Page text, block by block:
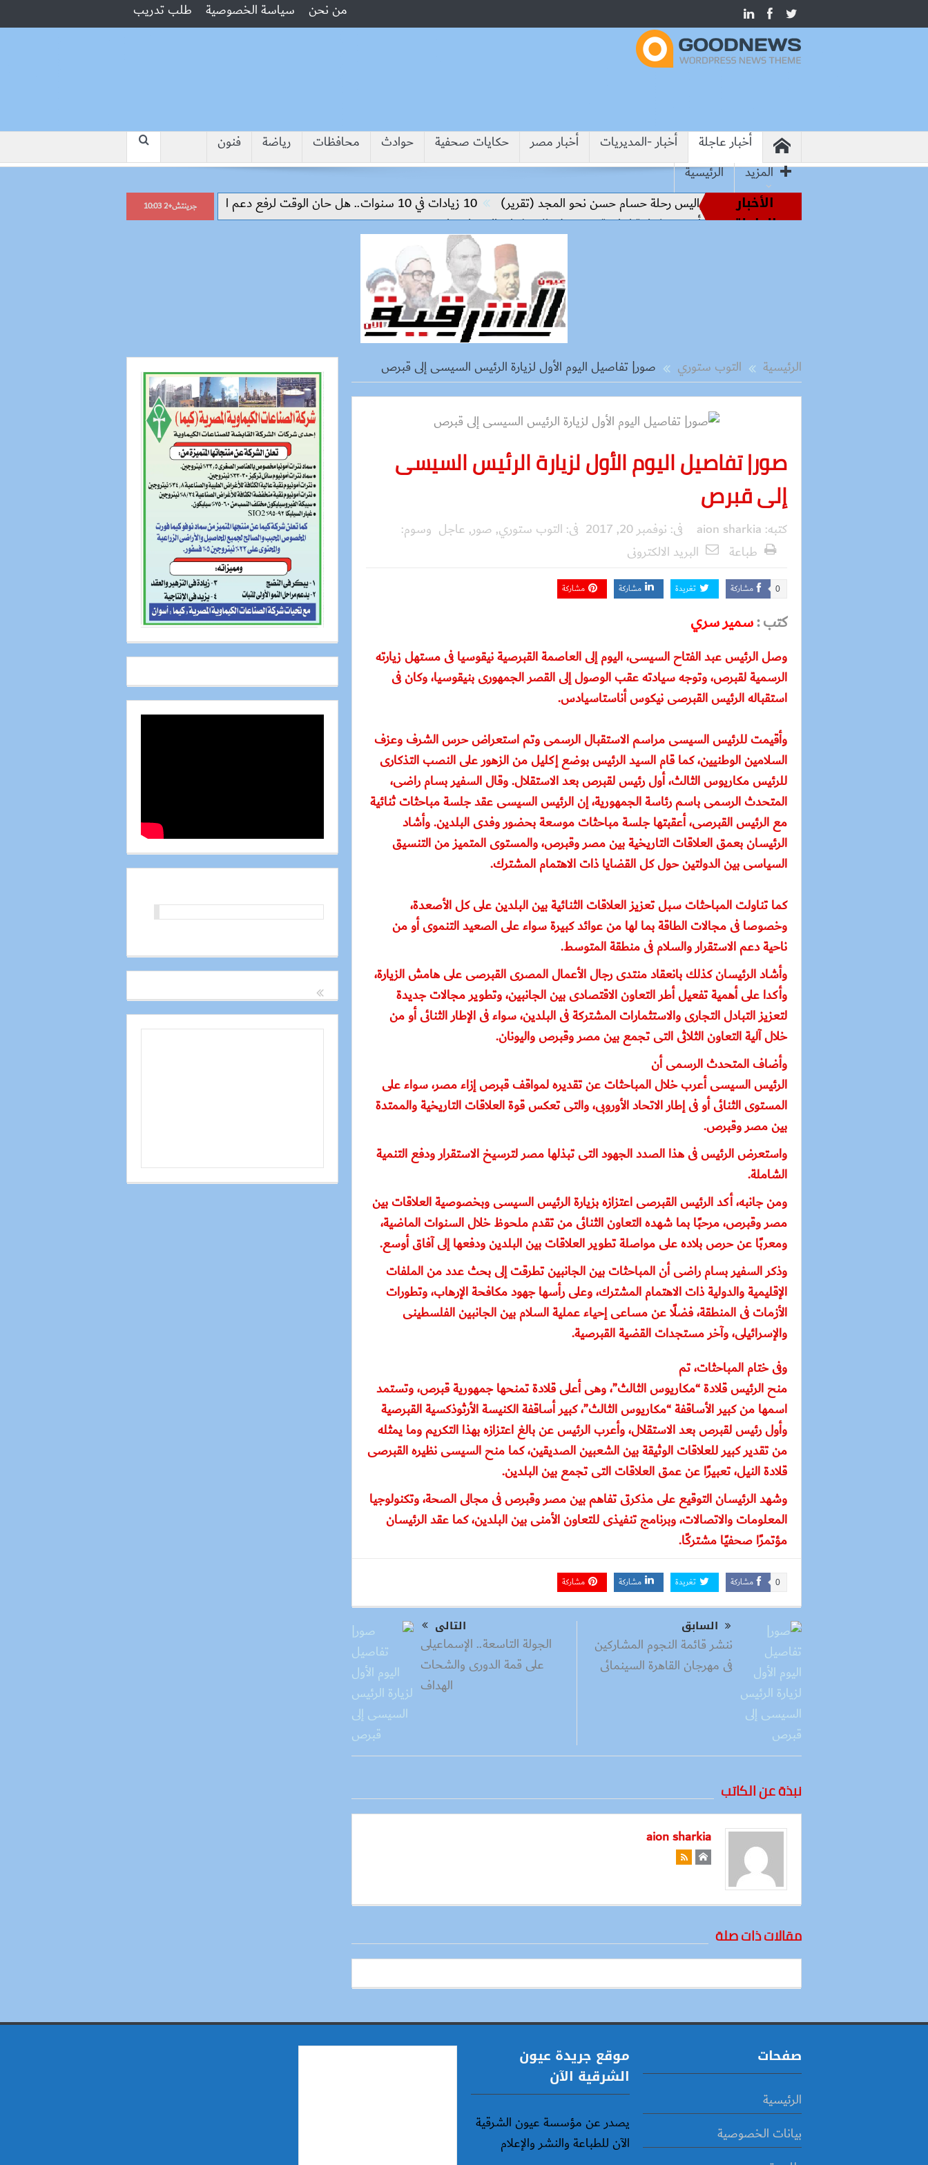
من نحن سياسة الخصوصية طلب تدريب
أخبار عاجلة أخبار -المديريات أخبار مصر حكايات صحفية حوادث محافظات رياضة
فنون
المزيد
الرئيسية
الأخبار
العاجلة
أساطير الملاعب إلى قيادة الفراعنة.. كواليس رحلة حسام حسن نحو المجد (تقرير) 10 زيادات في 10 سنوات.. هل حان الوقت لرفع دعم البنزين نهائيا؟
“جبروت امرأة”.. مارست الرذيلة أمام
الصناعة المصري والبرازيلي يبحثان تأسيس شراكة إنتاجية ترتكز على الاستثمار والتكنولوجيا
جرينتش+2 10:03
الرئيسية التوب ستوري صور| تفاصيل اليوم الأول لزيارة الرئيس السيسى إلى قبرص
صور| تفاصيل اليوم الأول لزيارة الرئيس السيسى
إلى قبرص
كتبه: aion sharkia فى: نوفمبر 20, 2017 فى: التوب ستوري, صور, عاجل وسوم:
طباعة
البريد الالكترونى
مشاركة 0 تغريدة مشاركة مشاركة
كتب :سمير سري
وصل الرئيس عبد الفتاح السيسى، اليوم إلى العاصمة القبرصية نيقوسيا فى مستهل زيارته
الرسمية لقبرص، وتوجه سيادته عقب الوصول إلى القصر الجمهورى بنيقوسيا، وكان فى
استقباله الرئيس القبرصى نيكوس أناستاسيادس.
وأقيمت للرئيس السيسى مراسم الاستقبال الرسمى وتم استعراض حرس الشرف وعزف
السلامين الوطنيين، كما قام السيد الرئيس بوضع إكليل من الزهور على النصب التذكارى
للرئيس مكاريوس الثالث، أول رئيس لقبرص بعد الاستقلال. وقال السفير بسام راضى،
المتحدث الرسمى باسم رئاسة الجمهورية، إن الرئيس السيسى عقد جلسة مباحثات ثنائية
مع الرئيس القبرصى، أعقبتها جلسة مباحثات موسعة بحضور وفدى البلدين. وأشاد
الرئيسان بعمق العلاقات التاريخية بين مصر وقبرص، والمستوى المتميز من التنسيق
السياسى بين الدولتين حول كل القضايا ذات الاهتمام المشترك.
كما تناولت المباحثات سبل تعزيز العلاقات الثنائية بين البلدين على كل الأصعدة،
وخصوصا فى مجالات الطاقة بما لها من عوائد كبيرة سواء على الصعيد التنموى أو من
ناحية دعم الاستقرار والسلام فى منطقة المتوسط.
وأشاد الرئيسان كذلك بانعقاد منتدى رجال الأعمال المصرى القبرصى على هامش الزيارة،
وأكدا على أهمية تفعيل أطر التعاون الاقتصادى بين الجانبين، وتطوير مجالات جديدة
لتعزيز التبادل التجارى والاستثمارات المشتركة فى البلدين، سواء فى الإطار الثنائى أو من
خلال آلية التعاون الثلاثى التى تجمع بين مصر وقبرص واليونان.
وأضاف المتحدث الرسمى أن
الرئيس السيسى أعرب خلال المباحثات عن تقديره لمواقف قبرص إزاء مصر، سواء على
المستوى الثنائى أو فى إطار الاتحاد الأوروبى، والتى تعكس قوة العلاقات التاريخية والممتدة
بين مصر وقبرص.
واستعرض الرئيس فى هذا الصدد الجهود التى تبذلها مصر لترسيخ الاستقرار ودفع التنمية
الشاملة.
ومن جانبه، أكد الرئيس القبرصى اعتزازه بزيارة الرئيس السيسى وبخصوصية العلاقات بين
مصر وقبرص، مرحبًا بما شهده التعاون الثنائى من تقدم ملحوظ خلال السنوات الماضية،
ومعربًا عن حرص بلاده على مواصلة تطوير العلاقات بين البلدين ودفعها إلى آفاق أوسع.
وذكر السفير بسام راضى أن المباحثات بين الجانبين تطرقت إلى بحث عدد من الملفات
الإقليمية والدولية ذات الاهتمام المشترك، وعلى رأسها جهود مكافحة الإرهاب، وتطورات
الأزمات فى المنطقة، فضلًا عن مساعى إحياء عملية السلام بين الجانبين الفلسطينى
والإسرائيلى، وآخر مستجدات القضية القبرصية.
وفى ختام المباحثات، تم
منح الرئيس قلادة “مكاريوس الثالث”، وهى أعلى قلادة تمنحها جمهورية قبرص، وتستمد
اسمها من كبير الأساقفة “مكاريوس الثالث”، كبير أساقفة الكنيسة الأرثوذكسية القبرصية
وأول رئيس لقبرص بعد الاستقلال، وأعرب الرئيس عن بالغ اعتزازه بهذا التكريم وما يمثله
من تقدير كبير للعلاقات الوثيقة بين الشعبين الصديقين، كما منح السيسى نظيره القبرصى
قلادة النيل، تعبيرًا عن عمق العلاقات التى تجمع بين البلدين.
وشهد الرئيسان التوقيع على مذكرتى تفاهم بين مصر وقبرص فى مجالى الصحة، وتكنولوجيا
المعلومات والاتصالات، وبرنامج تنفيذى للتعاون الأمنى بين البلدين، كما عقد الرئيسان
مؤتمرًا صحفيًا مشتركًا.
مشاركة 0 تغريدة مشاركة مشاركة
السابق
ننشر قائمة النجوم المشاركين
فى مهرجان القاهرة السينمائى
التالى
الجولة التاسعة.. الإسماعيلى
على قمة الدورى والشحات
الهداف
نبذة عن الكاتب
aion sharkia
مقالات ذات صلة
صفحات
الرئيسية
بيانات الخصوصية
موقع جريدة عيون
الشرقية الآن
يصدر عن مؤسسة عيون الشرقية
الآن للطباعة والنشر والإعلام